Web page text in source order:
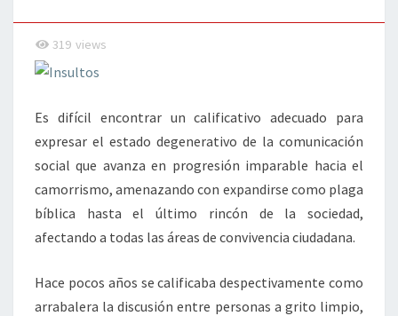
319 views
Es difícil encontrar un calificativo adecuado para
expresar el estado degenerativo de la comunicación
social que avanza en progresión imparable hacia el
camorrismo, amenazando con expandirse como plaga
bíblica hasta el último rincón de la sociedad,
afectando a todas las áreas de convivencia ciudadana.
Hace pocos años se calificaba despectivamente como
arrabalera la discusión entre personas a grito limpio,